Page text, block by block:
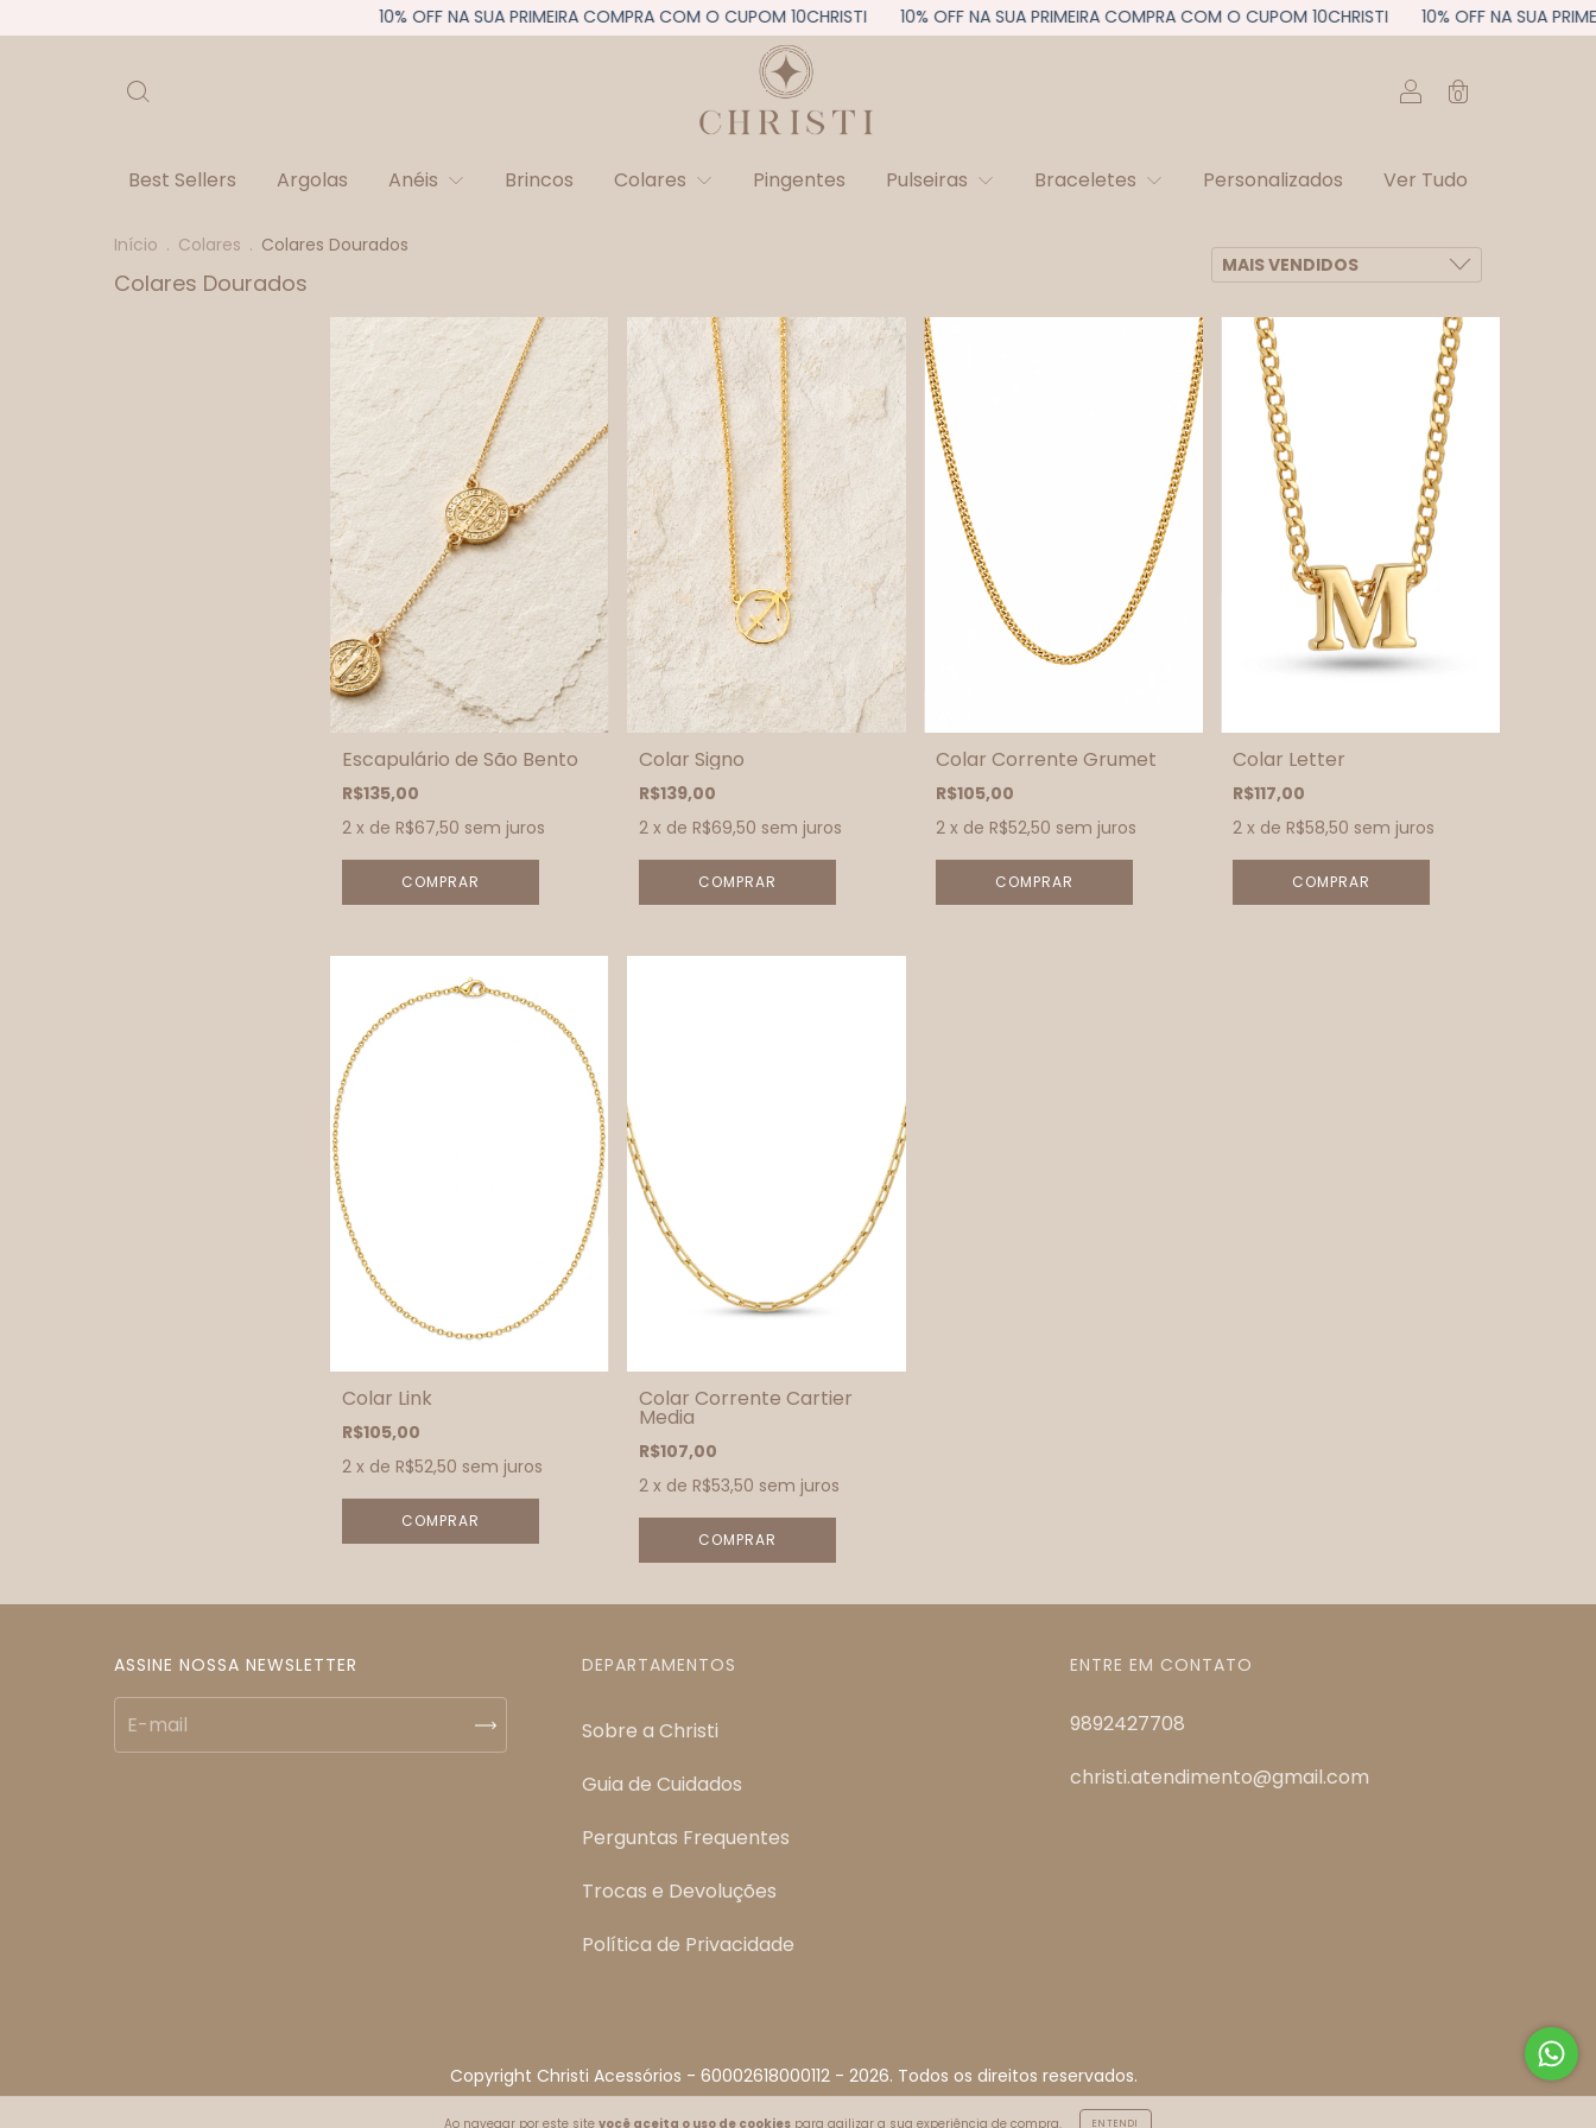
10% OFF NA SUA PRIMEIRA COMPRA COM O CUPOM 10CHRISTI 10% OFF NA SUA PRIMEIRA COMPRA COM O CUPOM 10CHRISTI 10% OFF NA SUA
0
Best Sellers Argolas Anéis Brincos Colares Pingentes Pulseiras Braceletes Personalizados Ver Tudo
Ao navegar por este site você aceita o uso de cookies para agilizar a sua experiência de compra. ENTENDI
Início . Colares . Colares Dourados
Colares Dourados
Escapulário de São Bento
R$135,00
2 x de R$67,50 sem juros
Colar Signo
R$139,00
2 x de R$69,50 sem juros
COMPRAR
Colar Corrente Grumet
R$105,00
2 x de R$52,50 sem juros
COMPRAR
Colar Letter
R$117,00
2 x de R$58,50 sem juros
COMPRAR
Colar Link
R$105,00
2 x de R$52,50 sem juros
COMPRAR
Colar Corrente Cartier
Media
R$107,00
2 x de R$53,50 sem juros
COMPRAR
ASSINE NOSSA NEWSLETTER DEPARTAMENTOS
Sobre a Christi
Guia de Cuidados
Perguntas Frequentes
Trocas e Devoluções
Política de Privacidade
ENTRE EM CONTATO
9892427708
christi.atendimento@gmail.com
Copyright Christi Acessórios - 60002618000112 - 2026. Todos os direitos reservados.